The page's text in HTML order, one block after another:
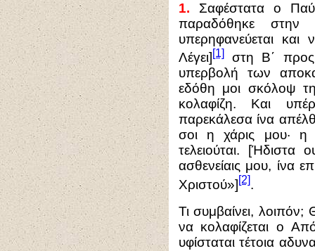
1. Σαφέστατα ο
παραδόθηκε
υπερηφανεύεται
Λέγει] [1]στη Β΄ προς
υπερβολή των
εδόθη μοι σκόλοψ
κολαφίζη. Και
παρεκάλεσα ίνα
σοι η χάρις μου· η
τελειούται. [Ήδιστα
ασθενείαις μου, ίνα
Χριστού»][2].
Τι συμβαίνει,
να κολαφίζεται ο
υφίσταται τέτοια